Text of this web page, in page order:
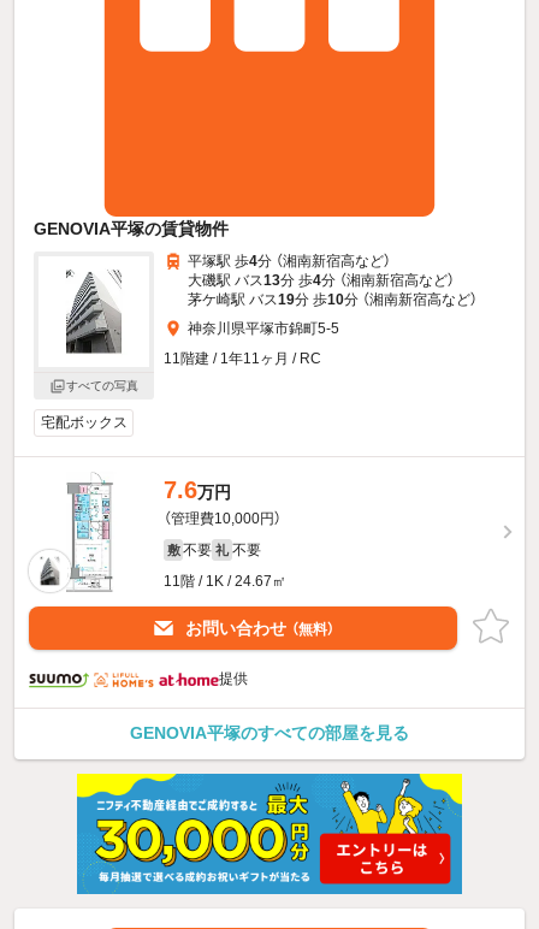
GENOVIA平塚の賃貸物件
すべての写真
平塚駅 歩4分 （湘南新宿高など）
大磯駅 バス13分 歩4分 （湘南新宿高など）
茅ケ崎駅 バス19分 歩10分 （湘南新宿高など）
神奈川県平塚市錦町5-5
11階建 / 1年11ヶ月 / RC
宅配ボックス
7.6万円
（管理費10,000円）
敷 不要 礼 不要
11階 / 1K / 24.67㎡
お問い合わせ （無料）
提供
GENOVIA平塚のすべての部屋を見る